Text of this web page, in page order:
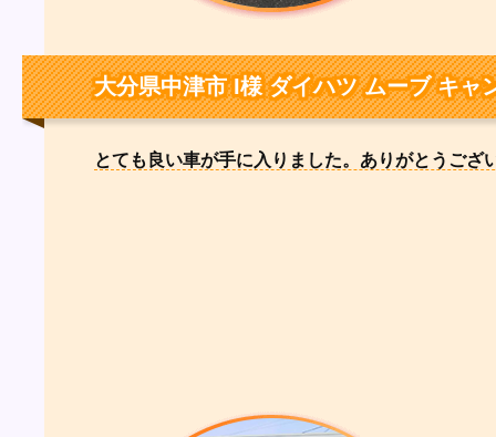
大分県中津市 I様 ダイハツ ムーブ キャ
とても良い車が手に入りました。ありがとうござ